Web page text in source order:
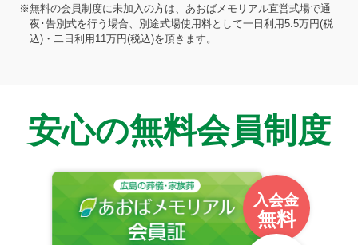
※無料の会員制度に未加入の方は、あおばメモリアル直営式場で通
夜･告別式を行う場合、別途式場使用料として一日利用5.5万円(税
込)・二日利用11万円(税込)を頂きます。
安心の無料会員制度
入会金
無料